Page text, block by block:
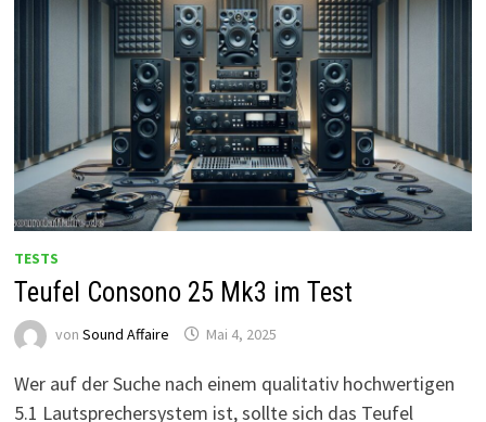
TESTS
Teufel Consono 25 Mk3 im Test
von Sound Affaire Mai 4, 2025
Wer auf der Suche nach einem qualitativ hochwertigen
5.1 Lautsprechersystem ist, sollte sich das Teufel